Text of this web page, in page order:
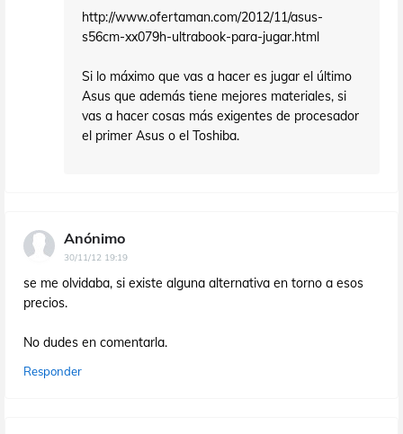
http://www.ofertaman.com/2012/11/asus-
s56cm-xx079h-ultrabook-para-jugar.html
Si lo máximo que vas a hacer es jugar el último
Asus que además tiene mejores materiales, si
vas a hacer cosas más exigentes de procesador
el primer Asus o el Toshiba.
Anónimo
30/11/12 19:19
se me olvidaba, si existe alguna alternativa en torno a esos
precios.
No dudes en comentarla.
Responder